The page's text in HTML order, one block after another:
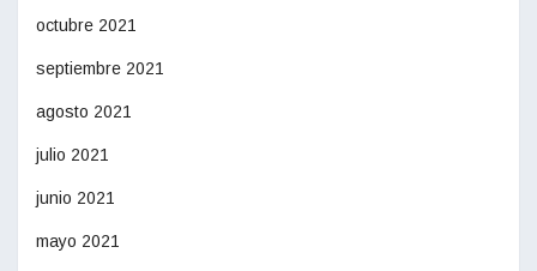
octubre 2021
septiembre 2021
agosto 2021
julio 2021
junio 2021
mayo 2021